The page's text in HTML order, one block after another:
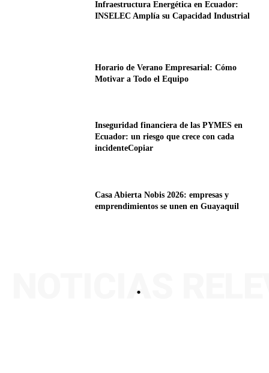
Infraestructura Energética en Ecuador:
INSELEC Amplía su Capacidad Industrial
Horario de Verano Empresarial: Cómo
Motivar a Todo el Equipo
Inseguridad financiera de las PYMES en
Ecuador: un riesgo que crece con cada
incidenteCopiar
Casa Abierta Nobis 2026: empresas y
emprendimientos se unen en Guayaquil
.
NOTICIAS